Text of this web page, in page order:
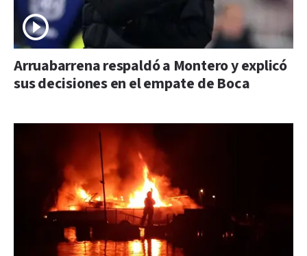
Arruabarrena respaldó a Montero y explicó
sus decisiones en el empate de Boca